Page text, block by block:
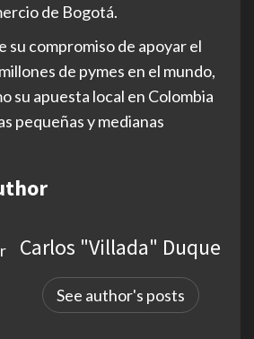
de Bogotá.
su compromiso de apoyar el
de pymes en el mundo,
su apuesta local en Colombia
pequeñas y medianas
Carlos "Villada" Duque
See author's posts